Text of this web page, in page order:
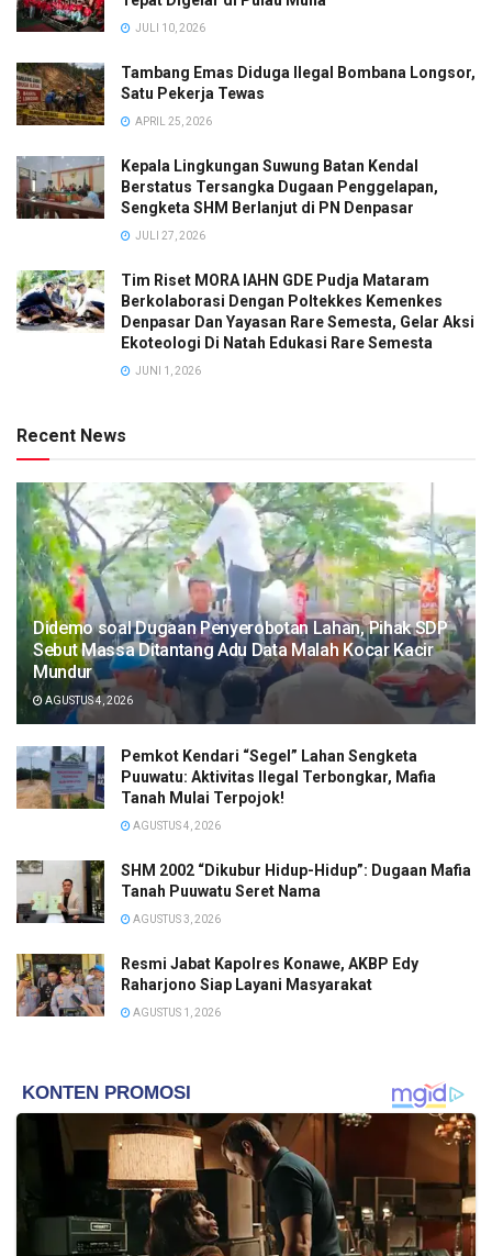
JULI 10, 2026
Tambang Emas Diduga Ilegal Bombana Longsor,
Satu Pekerja Tewas
APRIL 25, 2026
Kepala Lingkungan Suwung Batan Kendal
Berstatus Tersangka Dugaan Penggelapan,
Sengketa SHM Berlanjut di PN Denpasar
JULI 27, 2026
Tim Riset MORA IAHN GDE Pudja Mataram
Berkolaborasi Dengan Poltekkes Kemenkes
Denpasar Dan Yayasan Rare Semesta, Gelar Aksi
Ekoteologi Di Natah Edukasi Rare Semesta
JUNI 1, 2026
Recent News
Didemo soal Dugaan Penyerobotan Lahan, Pihak SDP
Sebut Massa Ditantang Adu Data Malah Kocar Kacir
Mundur
AGUSTUS 4, 2026
Pemkot Kendari “Segel” Lahan Sengketa
Puuwatu: Aktivitas Ilegal Terbongkar, Mafia
Tanah Mulai Terpojok!
AGUSTUS 4, 2026
SHM 2002 “Dikubur Hidup-Hidup”: Dugaan Mafia
Tanah Puuwatu Seret Nama
AGUSTUS 3, 2026
Resmi Jabat Kapolres Konawe, AKBP Edy
Raharjono Siap Layani Masyarakat
AGUSTUS 1, 2026